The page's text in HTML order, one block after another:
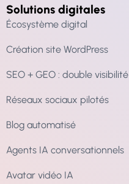
Solutions digitales
Écosystème digital
Création site WordPress
SEO + GEO : double visibilité
Réseaux sociaux pilotés
Blog automatisé
Agents IA conversationnels
Avatar vidéo IA